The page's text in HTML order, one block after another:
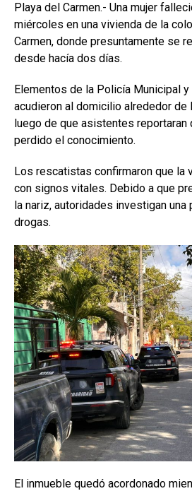
Playa del Carmen.- Una mujer
miércoles en una vivienda de la
Carmen, donde presuntamente se
desde hacía dos días.
Elementos de la Policía Municipal
acudieron al domicilio alrededor de
luego de que asistentes reportaran
perdido el conocimiento.
Los rescatistas confirmaron que la
con signos vitales. Debido a que
la nariz, autoridades investigan
drogas.
El inmueble quedó acordonado